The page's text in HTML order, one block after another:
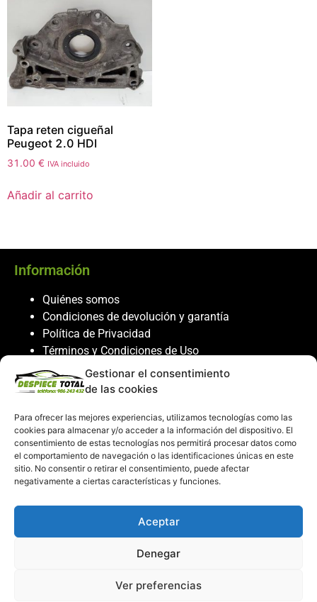
Gestionar el consentimiento
de las cookies
Para ofrecer las mejores experiencias, utilizamos tecnologías como las
cookies para almacenar y/o acceder a la información del dispositivo. El
consentimiento de estas tecnologías nos permitirá procesar datos como
el comportamiento de navegación o las identificaciones únicas en este
sitio. No consentir o retirar el consentimiento, puede afectar
negativamente a ciertas características y funciones.
Aceptar
Denegar
Ver preferencias
Tapa reten cigueñal
Peugeot 2.0 HDI
31.00 € IVA incluido
Añadir al carrito
Información
Quiénes somos
Condiciones de devolución y garantía
Política de Privacidad
Términos y Condiciones de Uso
Política de Cookies
Servicio al cliente
Contacto
986 243 432
608 867 074
recambiosdespiecetotal@gmail.com
Mi cuenta
Mi Cuenta